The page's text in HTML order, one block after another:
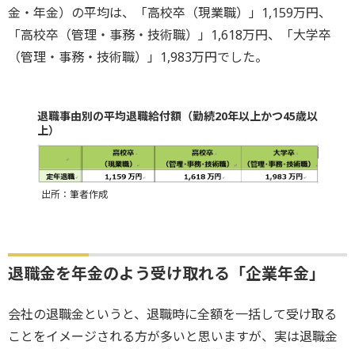
金・年金）の平均は、「高校卒（現業職）」1,159万円、
「高校卒（管理・事務・技術職）」1,618万円、「大学卒
（管理・事務・技術職）」1,983万円でした。
退職事由別の平均退職給付額（勤続20年以上かつ45歳以
上）
出所：筆者作成
退職金を年金のよう受け取れる「企業年金」
会社の退職金というと、退職時に全額を一括して受け取る
ことをイメージされる方が多いと思いますが、実は退職金